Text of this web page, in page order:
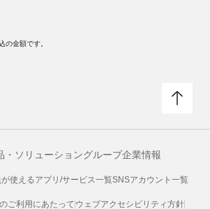
の金額です。
・ソリューショングループ企業情報
使えるアプリ/サービス一覧SNSアカウント一覧
ご利用にあたって ウェブアクセシビリティ方針